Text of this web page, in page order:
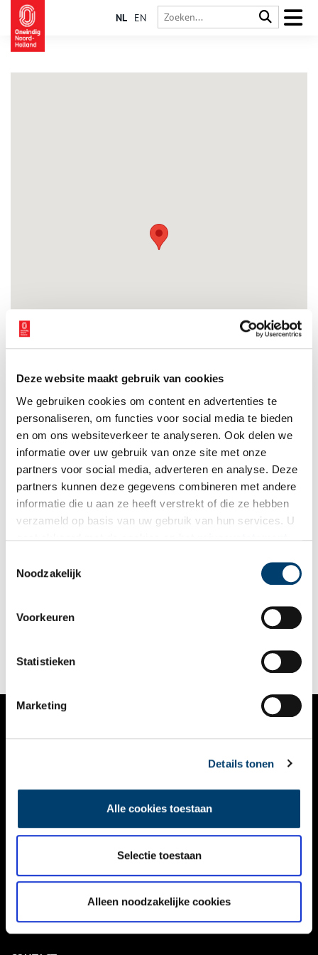
Deze website maakt gebruik van cookies
We gebruiken cookies om content en advertenties te
personaliseren, om functies voor social media te bieden
en om ons websiteverkeer te analyseren. Ook delen we
informatie over uw gebruik van onze site met onze
partners voor social media, adverteren en analyse. Deze
partners kunnen deze gegevens combineren met andere
informatie die u aan ze heeft verstrekt of die ze hebben
verzameld op basis van uw gebruik van hun services. U
Noodzakelijk
Voorkeuren
Statistieken
Marketing
Details tonen
Alle cookies toestaan
Selectie toestaan
Alleen noodzakelijke cookies
NL EN
Oudendijk
Eeuwenlang liep er een kerkenpad tussen de kerkjes van
Oudendijk en Beets. Op een zeventiende-eeuwse kaart die in
zien dat het wandelpad door de polder Beetskoog vroeger
2 min
VERHALEN
KALENDER
THEMA’S
VIDEO’S